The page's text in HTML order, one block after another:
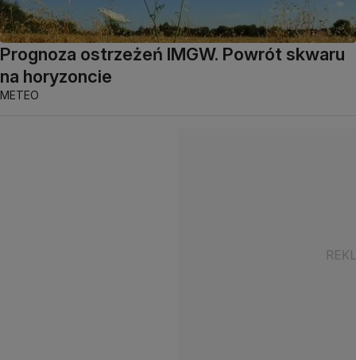
Prognoza ostrzeżeń IMGW. Powrót skwaru
na horyzoncie
METEO